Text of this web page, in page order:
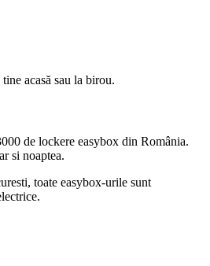
tine acasă sau la birou.
de lockere easybox din România.
si noaptea.
toate easybox-urile sunt